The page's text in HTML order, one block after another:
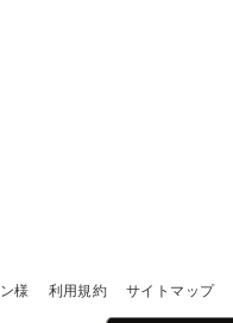
様 利用規約 サイトマップ